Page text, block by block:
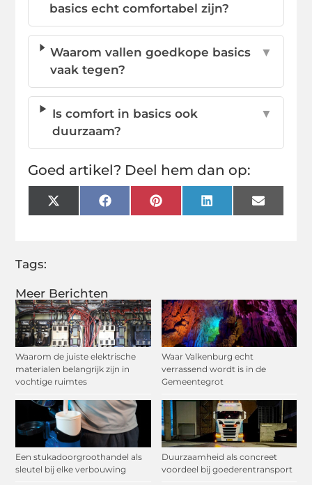
Meer Berichten
Waarom de juiste elektrische
materialen belangrijk zijn in
vochtige ruimtes
Waar Valkenburg echt
verrassend wordt is in de
Gemeentegrot
Een stukadoorgroothandel als
sleutel bij elke verbouwing
Duurzaamheid als concreet
voordeel bij goederentransport
basics echt comfortabel zijn?
Waarom vallen goedkope basics
vaak tegen?
▼
Is comfort in basics ook
duurzaam?
▼
Goed artikel? Deel hem dan op:
X
(Twitter)
FacebookPinterestLinkedInEmail
Tags: